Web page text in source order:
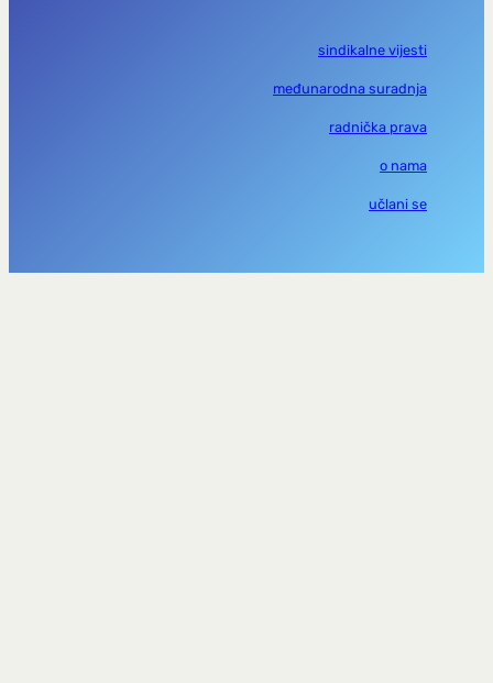
sindikalne vijesti
međunarodna suradnja
radnička prava
o nama
učlani se